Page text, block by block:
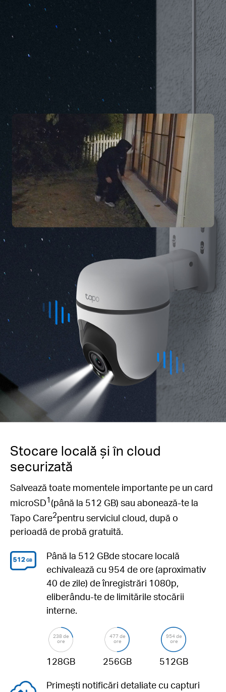
Stocare locală și în cloud
securizată
Salvează toate momentele importante pe un card
microSD1 (până la 512 GB) sau abonează-te la
Tapo Care2pentru serviciul cloud, după o
perioadă de probă gratuită.
Până la 512 GBde stocare locală
echivalează cu 954 de ore (aproximativ
40 de zile) de înregistrări 1080p,
eliberându-te de limitările stocării
interne.
238 de
ore
128GB
477 de
ore
256GB
954 de
ore
512GB
Primești notificări detaliate cu capturi